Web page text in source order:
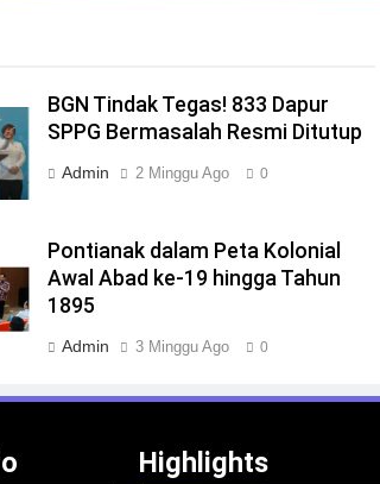
BGN Tindak Tegas! 833 Dapur
SPPG Bermasalah Resmi Ditutup
Admin 2 Minggu Ago 0
Pontianak dalam Peta Kolonial
Awal Abad ke-19 hingga Tahun
1895
Admin 3 Minggu Ago 0
Highlights